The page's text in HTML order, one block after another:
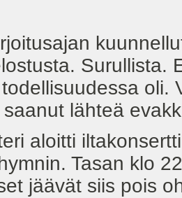
Surullista.
oli.
lähteä
aloitti
Tasan klo
jäävät siis pois